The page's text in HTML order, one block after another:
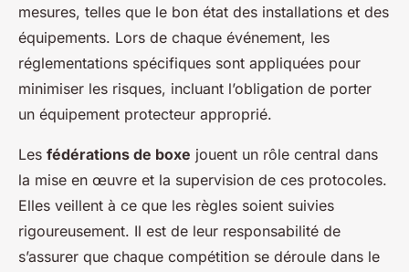
mesures, telles que le bon état des installations et des
équipements. Lors de chaque événement, les
réglementations spécifiques sont appliquées pour
minimiser les risques, incluant l’obligation de porter
un équipement protecteur approprié.
Les fédérations de boxe jouent un rôle central dans
la mise en œuvre et la supervision de ces protocoles.
Elles veillent à ce que les règles soient suivies
rigoureusement. Il est de leur responsabilité de
s’assurer que chaque compétition se déroule dans le